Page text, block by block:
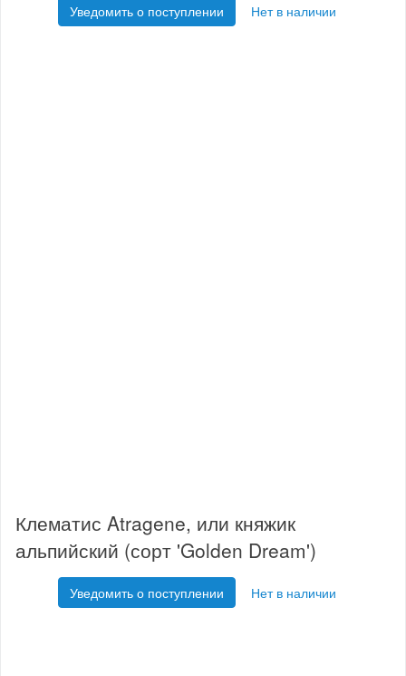
Уведомить о поступлении Нет в наличии
Клематис Atragene, или княжик
альпийский (сорт 'Golden Dream')
Уведомить о поступлении Нет в наличии